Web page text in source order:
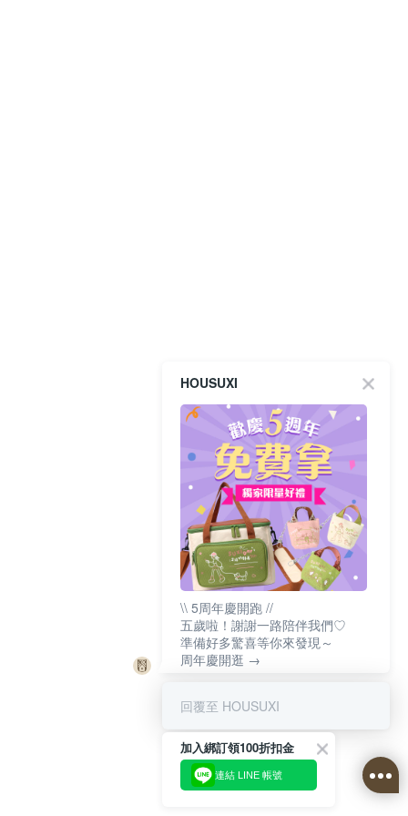
HOUSUXI
\\ 5周年慶開跑 //
五歲啦！謝謝一路陪伴我們♡
準備好多驚喜等你來發現～
周年慶開逛 →
回覆至 HOUSUXI
加入綁訂領100折扣金
連結 LINE 帳號